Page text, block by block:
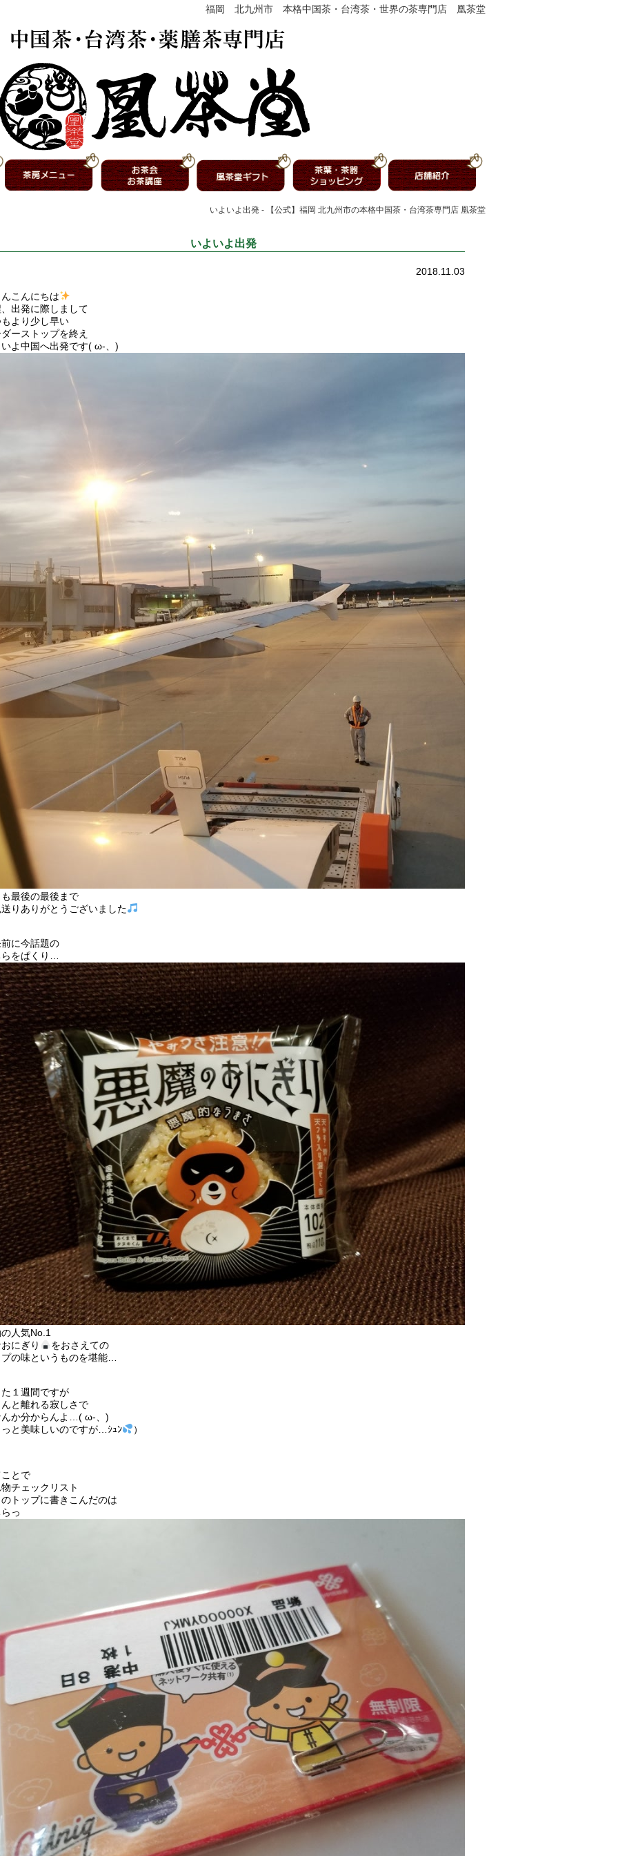
福岡 北九州市 本格中国茶・台湾茶・世界の茶専門店 凰茶堂
いよいよ出発 - 【公式】福岡 北九州市の本格中国茶・台湾茶専門店 凰茶堂
いよいよ出発
2018.11.03
こんにちは
出発に際しまして
より少し早い
ーストップを終え
よ中国へ出発です( ω-、)
最後の最後まで
りありがとうございました
に今話題の
をぱくり…
人気No.1
にぎり
をおさえての
の味というものを堪能…
１週間ですが
と離れる寂しさで
んか分からんよ…( ω-、)
と美味しいのですが…ｼｭﾝ
）
とで
チェックリスト
トップに書きこんだのは
っ